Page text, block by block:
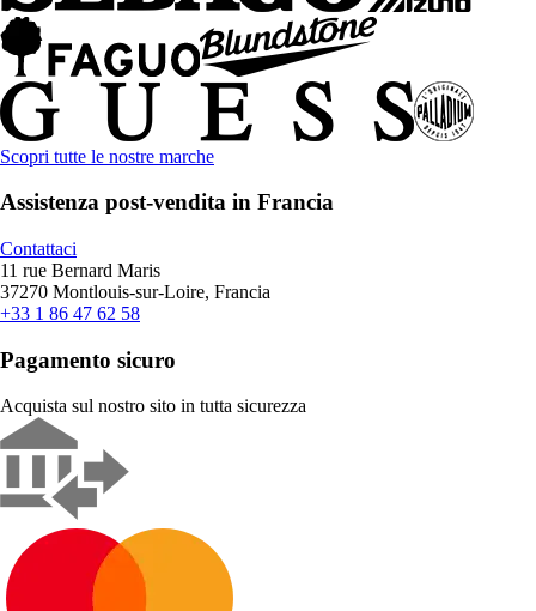
Scopri tutte le nostre marche
Assistenza post-vendita in Francia
Contattaci
11 rue Bernard Maris
37270 Montlouis-sur-Loire, Francia
+33 1 86 47 62 58
Pagamento sicuro
Acquista sul nostro sito in tutta sicurezza